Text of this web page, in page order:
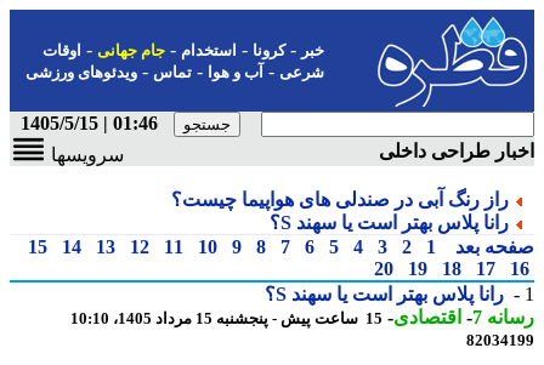
-کرونا-استخدام- جام جهانی-اوقات
شرعی-آب و هوا-تماس-ویدئوهای ورزشی
01:46 | 1405/5/15
طراحی داخلی
سرویسها
راز رنگ آبی در صندلی های هواپیما چیست؟
رانا پلاس بهتر است یا سهند S؟
بعد
1
2
3
4
5
6
7
8
9
10
11
12
13
14
15
17
18
19
20
رانا پلاس بهتر است یا سهند S؟
7
-اقتصادی-15 ساعت پیش - پنجشنبه 15 مرداد 1405، 10:10